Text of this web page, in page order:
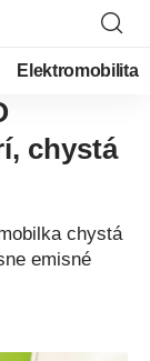
Elektromobilita
chystá
chystá
emisné